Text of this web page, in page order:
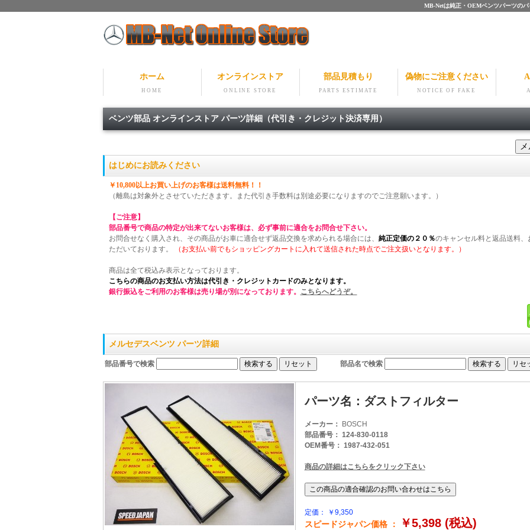
MB-Netは純正・OEMベンツパーツの
ホーム
HOME
オンラインストア
ONLINE STORE
部品見積もり
PARTS ESTIMATE
偽物にご注意ください
NOTICE OF FAKE
ベンツ部品 オンラインストア パーツ詳細（代引き・クレジット決済専用）
はじめにお読みください
￥10,800以上お買い上げのお客様は送料無料！！
（離島は対象外とさせていただきます。また代引き手数料は別途必要になりますのでご注意願います。）
【ご注意】
部品番号で商品の特定が出来てないお客様は、必ず事前に適合をお問合せ下さい。
お問合せなく購入され、その商品がお車に適合せず返品交換を求められる場合には、 純正定価の２０％のキャンセル料と返品送料
ただいております。
（お支払い前でもショッピングカートに入れて送信された時点でご注文扱いとなります。）
商品は全て税込み表示となっております。
こちらの商品のお支払い方法は代引き・クレジットカードのみとなります。
銀行振込をご利用のお客様は売り場が別になっております。 こちらへどうぞ。
メルセデスベンツ パーツ詳細
部品番号で検索 部品名で検索
パーツ名：ダストフィルター
メーカー：
BOSCH
部品番号： 124-830-0118
OEM番号： 1987-432-051
商品の詳細はこちらをクリック下さい
定価： ￥9,350
スピードジャパン価格 ： ￥5,398 (税込)